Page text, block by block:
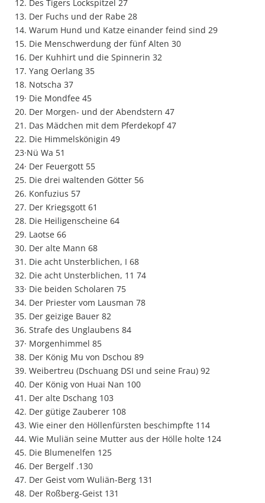
12. Des Tigers Lockspitzel 27
13. Der Fuchs und der Rabe 28
14. Warum Hund und Katze einander feind sind 29
15. Die Menschwerdung der fünf Alten 30
16. Der Kuhhirt und die Spinnerin 32
17. Yang Oerlang 35
18. Notscha 37
19· Die Mondfee 45
20. Der Morgen- und der Abendstern 47
21. Das Mädchen mit dem Pferdekopf 47
22. Die Himmelskönigin 49
23·Nü Wa 51
24· Der Feuergott 55
25. Die drei waltenden Götter 56
26. Konfuzius 57
27. Der Kriegsgott 61
28. Die Heiligenscheine 64
29. Laotse 66
30. Der alte Mann 68
31. Die acht Unsterblichen, I 68
32. Die acht Unsterblichen, 11 74
33· Die beiden Scholaren 75
34. Der Priester vom Lausman 78
35. Der geizige Bauer 82
36. Strafe des Unglaubens 84
37· Morgenhimmel 85
38. Der König Mu von Dschou 89
39. Weibertreu (Dschuang DSI und seine Frau) 92
40. Der König von Huai Nan 100
41. Der alte Dschang 103
42. Der gütige Zauberer 108
43. Wie einer den Höllenfürsten beschimpfte 114
44. Wie Muliän seine Mutter aus der Hölle holte 124
45. Die Blumenelfen 125
46. Der Bergelf .130
47. Der Geist vom Wuliän-Berg 131
48. Der Roßberg-Geist 131